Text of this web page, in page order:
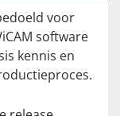
voor
software
kennis en